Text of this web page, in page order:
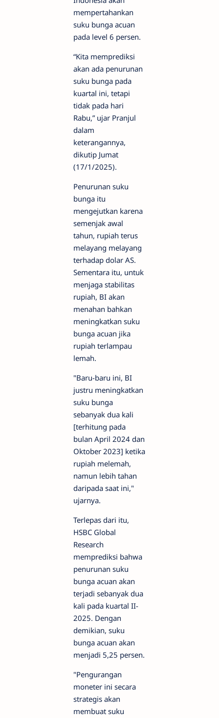
mempertahankan
suku bunga acuan
pada level 6 persen.
“Kita memprediksi
akan ada penurunan
suku bunga pada
kuartal ini, tetapi
tidak pada hari
Rabu,” ujar Pranjul
dalam
keterangannya,
dikutip Jumat
(17/1/2025).
Penurunan suku
bunga itu
mengejutkan karena
semenjak awal
tahun, rupiah terus
melayang melayang
terhadap dolar AS.
Sementara itu, untuk
menjaga stabilitas
rupiah, BI akan
menahan bahkan
meningkatkan suku
bunga acuan jika
rupiah terlampau
lemah.
"Baru-baru ini, BI
justru meningkatkan
suku bunga
sebanyak dua kali
[terhitung pada
bulan April 2024 dan
Oktober 2023] ketika
rupiah melemah,
namun lebih tahan
daripada saat ini,"
ujarnya.
Terlepas dari itu,
HSBC Global
Research
memprediksi bahwa
penurunan suku
bunga acuan akan
terjadi sebanyak dua
kali pada kuartal II-
2025. Dengan
demikian, suku
bunga acuan akan
menjadi 5,25 persen.
"Pengurangan
moneter ini secara
strategis akan
membuat suku